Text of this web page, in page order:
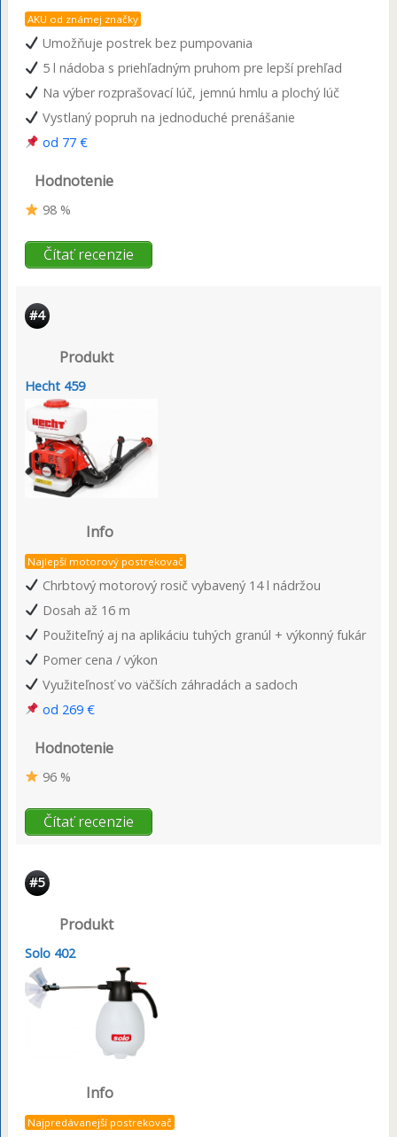
AKU od známej značky
Umožňuje postrek bez pumpovania
5 l nádoba s priehľadným pruhom pre lepší prehľad
Na výber rozprašovací lúč, jemnú hmlu a plochý lúč
Vystlaný popruh na jednoduché prenášanie
od 77 €
Hodnotenie
98 %
Čítať recenzie
#4
Produkt
Hecht 459
Info
Najlepší motorový postrekovač
Chrbtový motorový rosič vybavený 14 l nádržou
Dosah až 16 m
Použiteľný aj na aplikáciu tuhých granúl + výkonný fukár
Pomer cena / výkon
Využiteľnosť vo väčších záhradách a sadoch
od 269 €
Hodnotenie
96 %
Čítať recenzie
#5
Produkt
Solo 402
Info
Najpredávanejší postrekovač